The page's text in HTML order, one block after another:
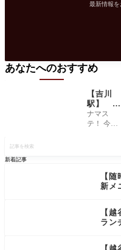
最新情報
を
新着記事
【
新メ
【
ラン
あなたへのおすすめ
【吉川
駅】 ジ
ャーハン
吉川店の
ナマス
テ！ 今回
きまし
た！ ９月
にオープ
ャーハン
蒲生旭町